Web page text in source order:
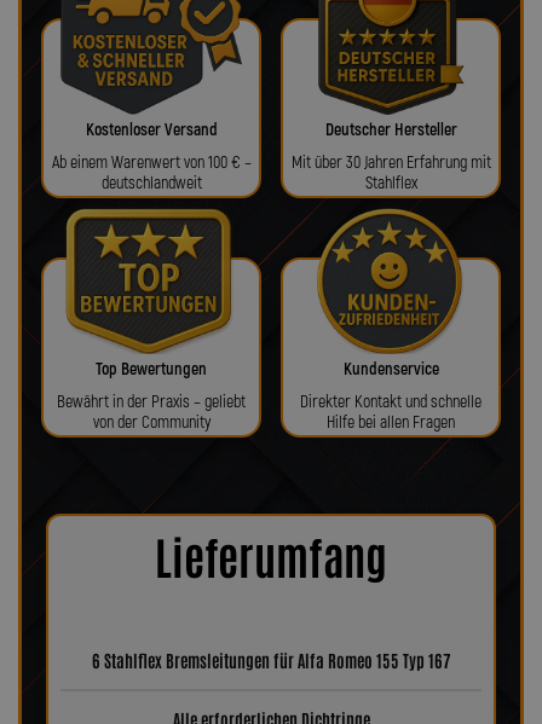
Kostenloser Versand
Ab einem Warenwert von 100 € –
deutschlandweit
Deutscher Hersteller
Mit über 30 Jahren Erfahrung mit
Stahlflex
Top Bewertungen
Bewährt in der Praxis – geliebt
von der Community
Kundenservice
Direkter Kontakt und schnelle
Hilfe bei allen Fragen
Lieferumfang
6 Stahlflex Bremsleitungen für Alfa Romeo 155 Typ 167
Alle erforderlichen Dichtringe